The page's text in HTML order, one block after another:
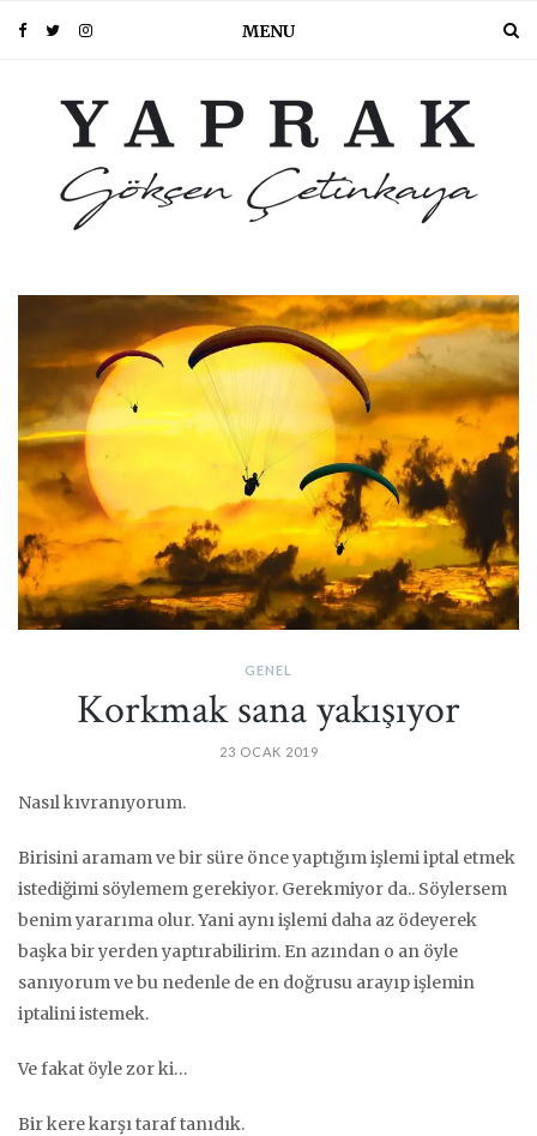
MENU
GENEL
Korkmak sana yakışıyor
23 OCAK 2019
Nasıl kıvranıyorum.
Birisini aramam ve bir süre önce yaptığım işlemi iptal etmek
istediğimi söylemem gerekiyor. Gerekmiyor da.. Söylersem
benim yararıma olur. Yani aynı işlemi daha az ödeyerek
başka bir yerden yaptırabilirim. En azından o an öyle
sanıyorum ve bu nedenle de en doğrusu arayıp işlemin
iptalini istemek.
Ve fakat öyle zor ki…
Bir kere karşı taraf tanıdık.